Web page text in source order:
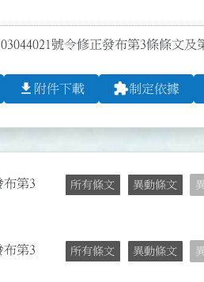
號令修正發布第3條條文及
file_download 附件下載 extension制定依據
布第3
所有條文 異動條文
布第3
所有條文 異動條文